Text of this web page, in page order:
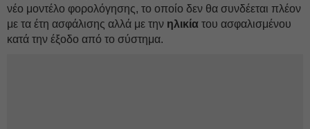
νέο μοντέλο φορολόγησης, το οποίο δεν θα συνδέεται πλέον
με τα έτη ασφάλισης αλλά με την ηλικία του ασφαλισμένου
κατά την έξοδο από το σύστημα.